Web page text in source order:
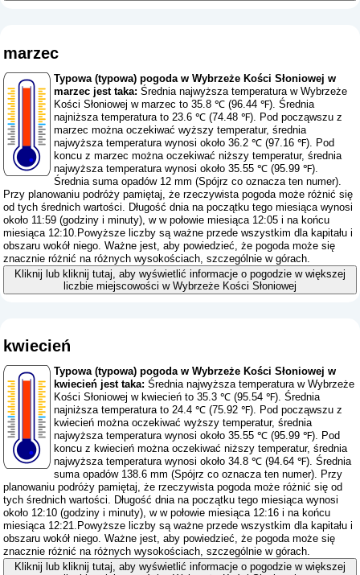
marzec
Typowa (typowa) pogoda w Wybrzeże Kości Słoniowej w
marzec jest taka: Średnia najwyższa temperatura w Wybrzeże
Kości Słoniowej w marzec to 35.8 ℃ (96.44 ℉). Średnia
najniższa temperatura to 23.6 ℃ (74.48 ℉). Pod począwszu z
marzec można oczekiwać wyższy temperatur, średnia
najwyższa temperatura wynosi około 36.2 ℃ (97.16 ℉). Pod
koncu z marzec można oczekiwać niższy temperatur, średnia
najwyższa temperatura wynosi około 35.55 ℃ (95.99 ℉).
Średnia suma opadów 12 mm (Spójrz co oznacza ten numer).
Przy planowaniu podróży pamiętaj, że rzeczywista pogoda może różnić się
od tych średnich wartości. Długość dnia na początku tego miesiąca wynosi
około 11:59 (godziny i minuty), w w połowie miesiąca 12:05 i na końcu
miesiąca 12:10.Powyższe liczby są ważne przede wszystkim dla kapitału i
obszaru wokół niego. Ważne jest, aby powiedzieć, że pogoda może się
znacznie różnić na różnych wysokościach, szczególnie w górach.
Kliknij lub kliknij tutaj, aby wyświetlić informacje o pogodzie w większej
liczbie miejscowości w Wybrzeże Kości Słoniowej
kwiecień
Typowa (typowa) pogoda w Wybrzeże Kości Słoniowej w
kwiecień jest taka: Średnia najwyższa temperatura w Wybrzeże
Kości Słoniowej w kwiecień to 35.3 ℃ (95.54 ℉). Średnia
najniższa temperatura to 24.4 ℃ (75.92 ℉). Pod począwszu z
kwiecień można oczekiwać wyższy temperatur, średnia
najwyższa temperatura wynosi około 35.55 ℃ (95.99 ℉). Pod
koncu z kwiecień można oczekiwać niższy temperatur, średnia
najwyższa temperatura wynosi około 34.8 ℃ (94.64 ℉). Średnia
suma opadów 138.6 mm (Spójrz co oznacza ten numer). Przy
planowaniu podróży pamiętaj, że rzeczywista pogoda może różnić się od
tych średnich wartości. Długość dnia na początku tego miesiąca wynosi
około 12:10 (godziny i minuty), w w połowie miesiąca 12:16 i na końcu
miesiąca 12:21.Powyższe liczby są ważne przede wszystkim dla kapitału i
obszaru wokół niego. Ważne jest, aby powiedzieć, że pogoda może się
znacznie różnić na różnych wysokościach, szczególnie w górach.
Kliknij lub kliknij tutaj, aby wyświetlić informacje o pogodzie w większej